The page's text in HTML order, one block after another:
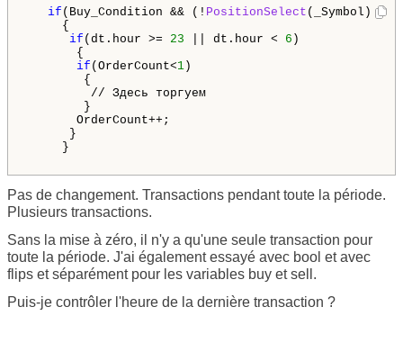
if (Buy_Condition && (! PositionSelect ( _Symbol )))
{
if (dt.hour >= 23 || dt.hour < 6 )
{
if (OrderCount<1 )
{
// Здесь торгуем
}
OrderCount++;
}
}
Pas de changement. Transactions pendant toute la période.
Plusieurs transactions.
Sans la mise à zéro, il n'y a qu'une seule transaction pour
toute la période. J'ai également essayé avec bool et avec
flips et séparément pour les variables buy et sell.
Puis-je contrôler l'heure de la dernière transaction ?